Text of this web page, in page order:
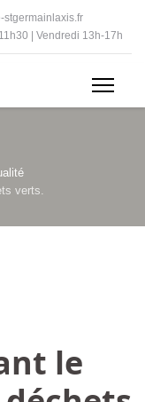
stgermainlaxis.fr
| Vendredi 13h-17h
verts.
le